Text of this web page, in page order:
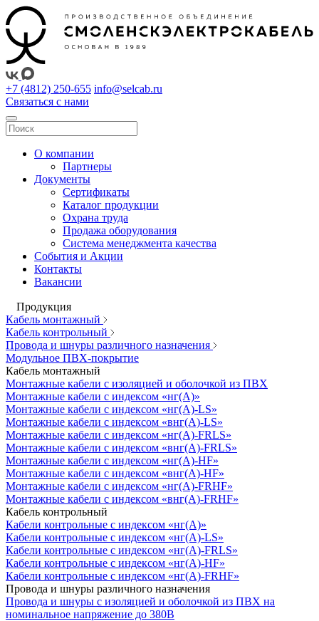
+7 (4812) 250-655 info@selcab.ru
Связаться с нами
О компании
Партнеры
Документы
Сертификаты
Каталог продукции
Охрана труда
Продажа оборудования
Система менеджмента качества
События и Акции
Контакты
Вакансии
Продукция
Кабель монтажный
Кабель контрольный
Провода и шнуры различного назначения
Модульное ПВХ-покрытие
Кабель монтажный
Монтажные кабели с изоляцией и оболочкой из ПВХ
Монтажные кабели с индексом «нг(А)»
Монтажные кабели с индексом «нг(А)-LS»
Монтажные кабели с индексом «внг(А)-LS»
Монтажные кабели с индексом «нг(А)-FRLS»
Монтажные кабели с индексом «внг(А)-FRLS»
Монтажные кабели с индексом «нг(А)-HF»
Монтажные кабели с индексом «внг(А)-HF»
Монтажные кабели с индексом «нг(А)-FRHF»
Монтажные кабели с индексом «внг(А)-FRHF»
Кабель контрольный
Кабели контрольные с индексом «нг(А)»
Кабели контрольные с индексом «нг(А)-LS»
Кабели контрольные с индексом «нг(А)-FRLS»
Кабели контрольные с индексом «нг(А)-HF»
Кабели контрольные с индексом «нг(А)-FRHF»
Провода и шнуры различного назначения
Провода и шнуры с изоляцией и оболочкой из ПВХ на
номинальное напряжение до 380В